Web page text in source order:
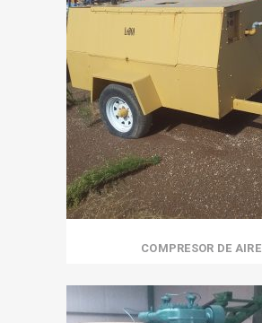
COMPRESOR DE AIRE